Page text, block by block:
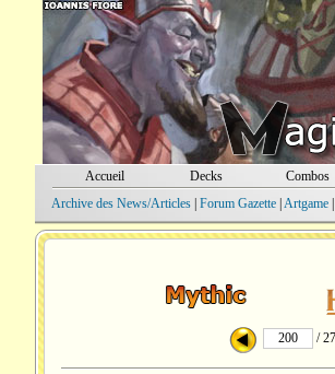
Accueil Decks Combos
Archive des News/Articles| Forum Gazette| Artgame|
/